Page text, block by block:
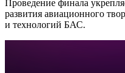
Проведение финала
развития авиационного
и технологий БАС.